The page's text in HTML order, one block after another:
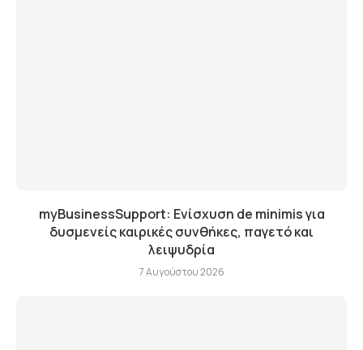
myBusinessSupport: Ενίσχυση de minimis για
δυσμενείς καιρικές συνθήκες, παγετό και
λειψυδρία
7 Αυγούστου 2026